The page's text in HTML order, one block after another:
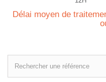
Délai moyen de